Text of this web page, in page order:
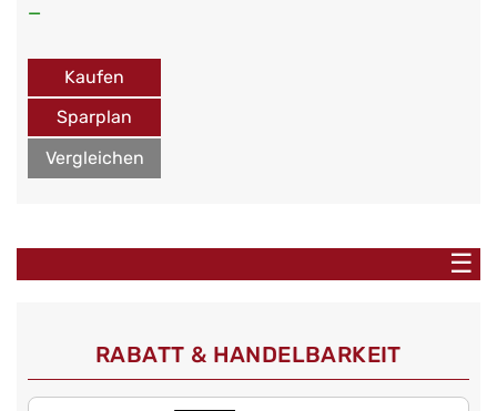
—
Kaufen
Sparplan
Vergleichen
☰
RABATT & HANDELBARKEIT